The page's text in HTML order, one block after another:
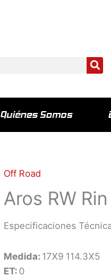
Quiénes Somos
Off Road
Aros RW
Especificaciones
Medida: 17X9 114.3X5
ET: 0